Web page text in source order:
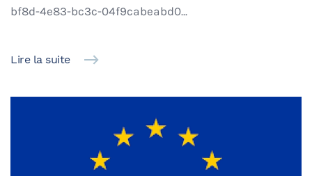
bf8d-4e83-bc3c-04f9cabeabd0...
Lire la suite